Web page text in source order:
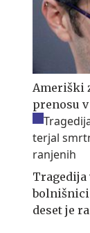
Ameriški
prenosu
Tragedija
bolnišnici
deset je